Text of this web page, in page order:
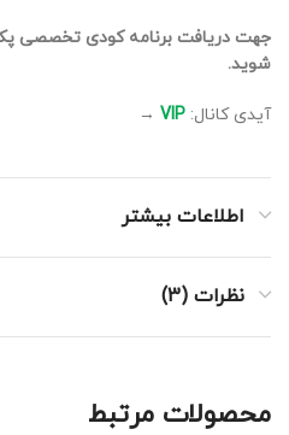
شوید.
آیدی کانال: VIP
→
اطلاعات بیشتر
نظرات (3)
محصولات مرتبط